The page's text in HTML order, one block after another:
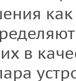
как
в